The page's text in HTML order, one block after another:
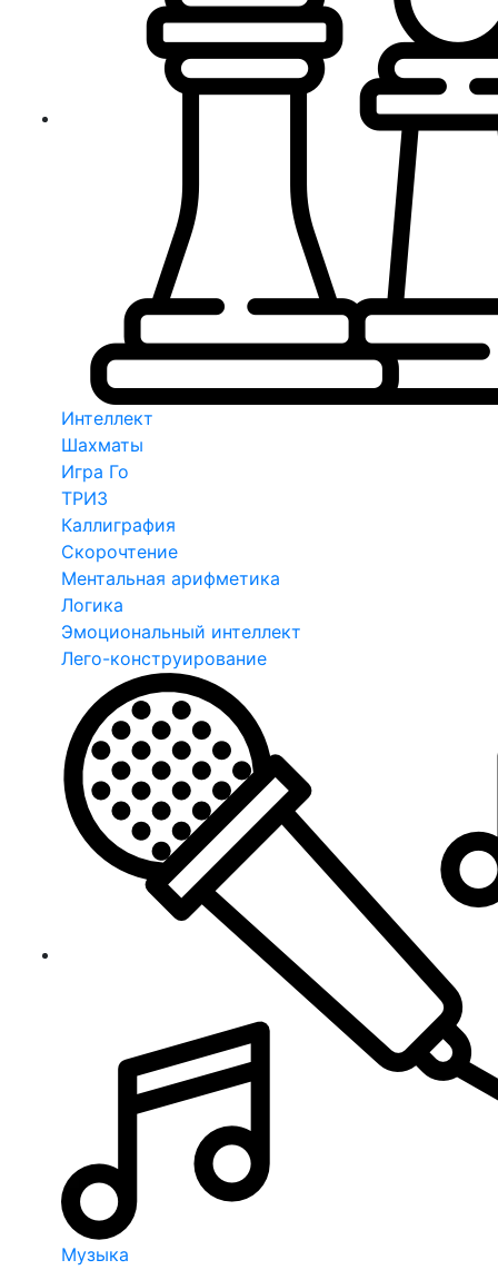
Интеллект
Шахматы
Игра Го
ТРИЗ
Каллиграфия
Скорочтение
Ментальная арифметика
Логика
Эмоциональный интеллект
Лего-конструирование
Музыка